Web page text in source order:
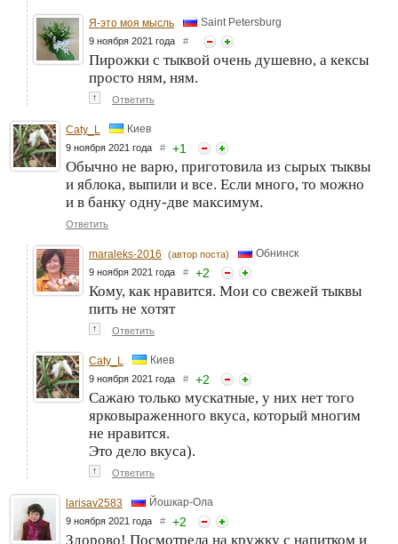
Я-это моя мысль Saint Petersburg
9 ноября 2021 года #
Пирожки с тыквой очень душевно, а кексы
просто ням, ням.
↑ Ответить
Caty_L Киев
9 ноября 2021 года # +1
Обычно не варю, приготовила из сырых тыквы
и яблока, выпили и все. Если много, то можно
и в банку одну-две максимум.
Ответить
maraleks-2016 (автор поста) Обнинск
9 ноября 2021 года # +2
Кому, как нравится. Мои со свежей тыквы
пить не хотят
↑ Ответить
Caty_L Киев
9 ноября 2021 года # +2
Сажаю только мускатные, у них нет того
ярковыраженного вкуса, который многим
не нравится.
Это дело вкуса).
↑ Ответить
larisav2583 Йошкар-Ола
9 ноября 2021 года # +2
Здорово! Посмотрела на кружку с напитком и